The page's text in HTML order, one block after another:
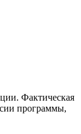
Фактическая
программы,